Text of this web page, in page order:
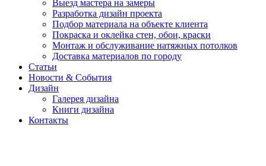
Выезд мастера на замеры
Разработка дизайн проекта
Подбор материала на объекте клиента
Покраска и оклейка стен, обои, краски
Монтаж и обслуживание натяжных потолков
Доставка материалов по городу
Статьи
Новости & События
Дизайн
Галерея дизайна
Книги дизайна
Контакты